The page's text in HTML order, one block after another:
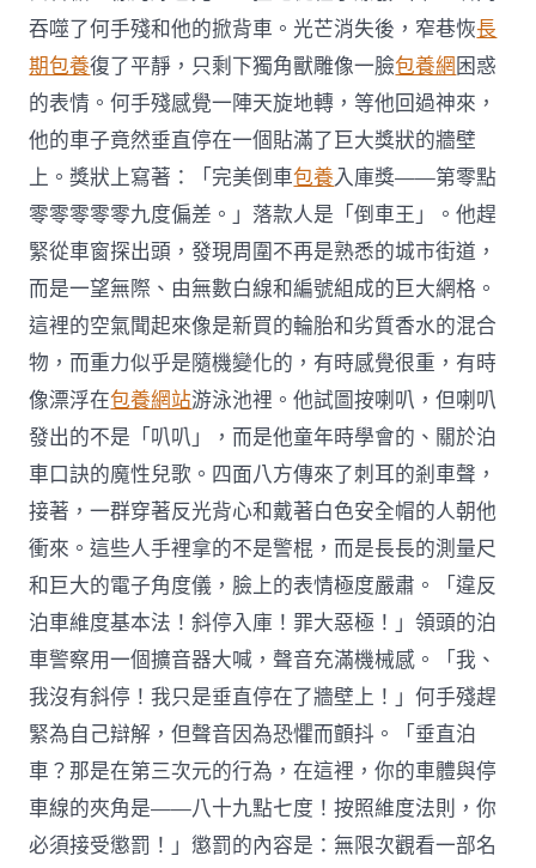
吞噬了何手殘和他的掀背車。光芒消失後，窄巷恢長
期包養復了平靜，只剩下獨角獸雕像一臉包養網困惑
的表情。何手殘感覺一陣天旋地轉，等他回過神來，
他的車子竟然垂直停在一個貼滿了巨大獎狀的牆壁
上。獎狀上寫著：「完美倒車包養入庫獎——第零點
零零零零零九度偏差。」落款人是「倒車王」。他趕
緊從車窗探出頭，發現周圍不再是熟悉的城市街道，
而是一望無際、由無數白線和編號組成的巨大網格。
這裡的空氣聞起來像是新買的輪胎和劣質香水的混合
物，而重力似乎是隨機變化的，有時感覺很重，有時
像漂浮在包養網站游泳池裡。他試圖按喇叭，但喇叭
發出的不是「叭叭」，而是他童年時學會的、關於泊
車口訣的魔性兒歌。四面八方傳來了刺耳的剎車聲，
接著，一群穿著反光背心和戴著白色安全帽的人朝他
衝來。這些人手裡拿的不是警棍，而是長長的測量尺
和巨大的電子角度儀，臉上的表情極度嚴肅。「違反
泊車維度基本法！斜停入庫！罪大惡極！」領頭的泊
車警察用一個擴音器大喊，聲音充滿機械感。「我、
我沒有斜停！我只是垂直停在了牆壁上！」何手殘趕
緊為自己辯解，但聲音因為恐懼而顫抖。「垂直泊
車？那是在第三次元的行為，在這裡，你的車體與停
車線的夾角是——八十九點七度！按照維度法則，你
必須接受懲罰！」懲罰的內容是：無限次觀看一部名